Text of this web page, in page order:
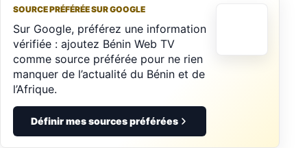
SOURCE PRÉFÉRÉE SUR GOOGLE
Sur Google, préférez une information
vérifiée : ajoutez Bénin Web TV
comme source préférée pour ne rien
manquer de l’actualité du Bénin et de
l’Afrique.
Définir mes sources préférées